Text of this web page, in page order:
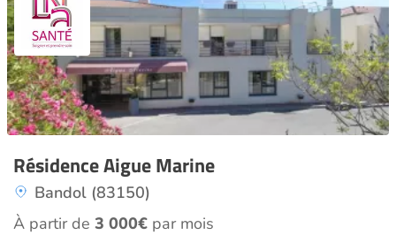
Résidence Aigue Marine
Bandol (83150)
À partir de 3 000€ par mois